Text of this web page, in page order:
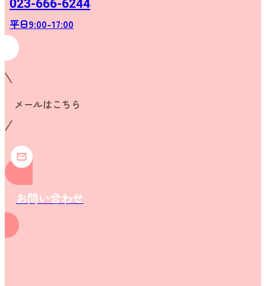
023-666-6244
平日9:00-17:00
メールはこちら
お問い合わせ